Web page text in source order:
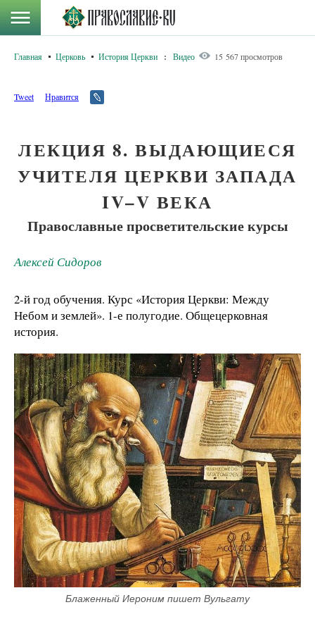
Главная Церковь История Церкви : Видео 15 567 просмотров
Tweet Нравится
ЛЕКЦИЯ 8. ВЫДАЮЩИЕСЯ
УЧИТЕЛЯ ЦЕРКВИ ЗАПАДА
IV–V ВЕКА
Православные просветительские курсы
Алексей Сидоров
2-й год обучения. Курс «История Церкви: Между
Небом и землей». 1-е полугодие. Общецерковная
история.
Блаженный Иероним пишет Вульгату